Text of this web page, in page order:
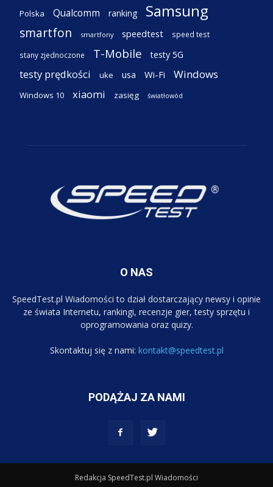
Polska Qualcomm ranking Samsung
smartfon smartfony speedtest speed test
stany zjednoczone T-Mobile testy 5G
testy prędkości uke usa Wi-Fi Windows
Windows 10 xiaomi zasięg światłowód
O NAS
SpeedTest.pl Wiadomości to dział dostarczający newsy i opinie
ze świata Internetu, rankingi, recenzje gier, testy sprzętu i
oprogramowania oraz quizy.
Skontaktuj się z nami: kontakt@speedtest.pl
PODĄŻAJ ZA NAMI
Redakcja SpeedTest.pl Wiadomości